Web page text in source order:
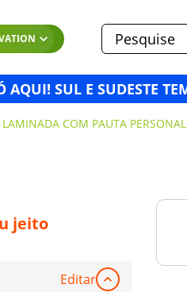
AQUI! SUL E SUDESTE
LAMINADA COM PAUTA
jeito
Editar